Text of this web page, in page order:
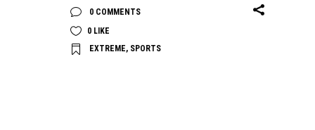
0 COMMENTS
0 LIKE
EXTREME, SPORTS